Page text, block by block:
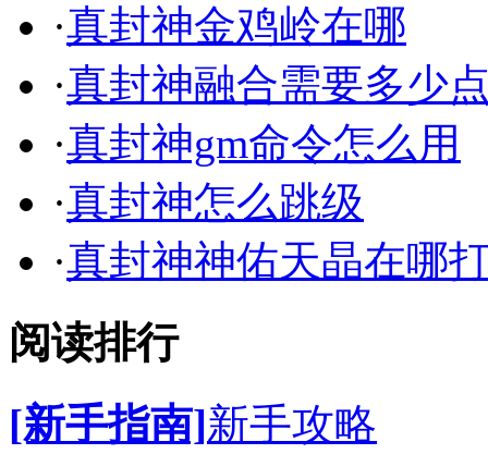
·真封神金鸡岭在哪
·真封神融合需要多少
·真封神gm命令怎么用
·真封神怎么跳级
·真封神神佑天晶在哪
阅读排行
[新手指南]新手攻略